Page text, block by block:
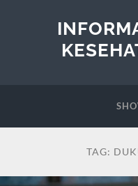
TAG: